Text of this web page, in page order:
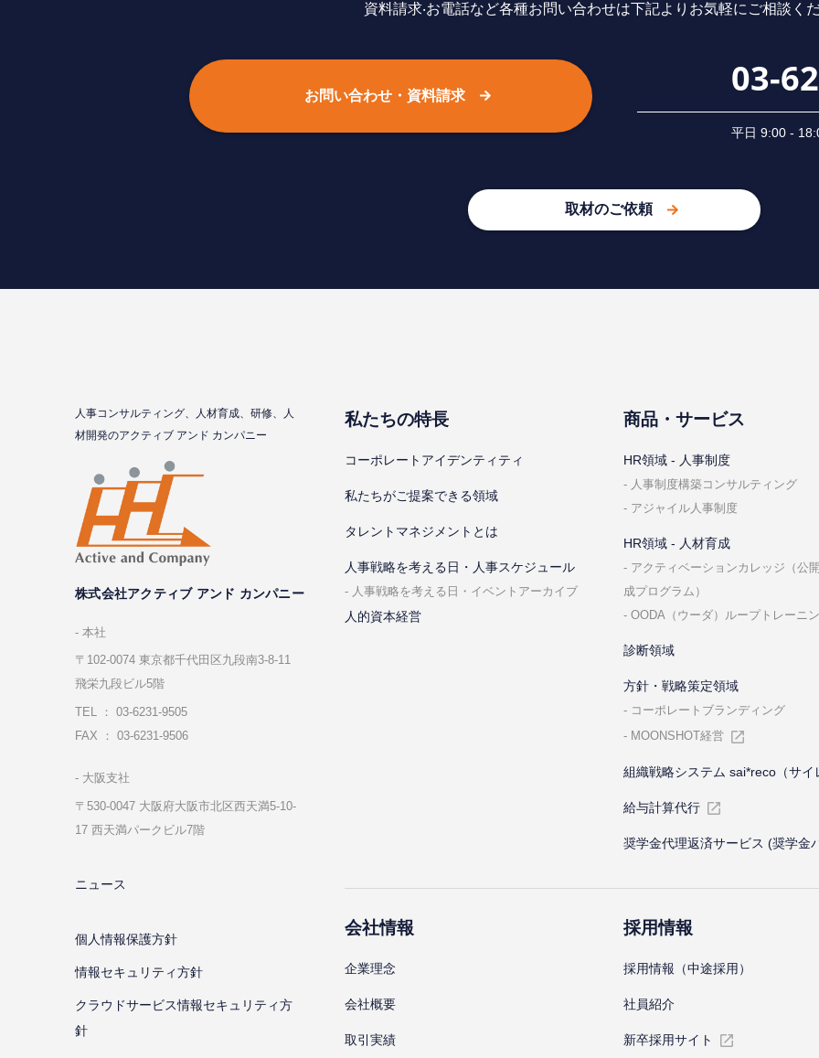
資料請求‧お電話など各種お問い合わせは下記よりお気軽にご相談くだ
お問い合わせ・資料請求 03-
平⽇ 9:00 -
取材のご依頼
⼈事コンサルティング、⼈材育成、研修、⼈
材開発のアクティブ アンド カンパニー
株式会社アクティブ アンド カンパニー
本社
〒102-0074 東京都千代⽥区九段南3-8-11
飛栄九段ビル5階
TEL ： 03-6231-9505
FAX ： 03-6231-9506
⼤阪⽀社
〒530-0047 ⼤阪府⼤阪市北区⻄天満5-10-
17 ⻄天満パークビル7階
ニュース
個⼈情報保護⽅針
情報セキュリティ⽅針
クラウドサービス情報セキュリティ方
針
私たちの特⻑
コーポレートアイデンティティ
私たちがご提案できる領域
タレントマネジメントとは
⼈事戦略を考える⽇・⼈事スケジュール
⼈事戦略を考える⽇・イベントアーカイブ
人的資本経営
商品・サービス
HR領域 - ⼈事制度
⼈事制度構築コンサルティング
アジャイル⼈事制度
HR領域 - ⼈材育成
アクティベーションカレッジ（公
成プログラム）
OODA（ウーダ）ループトレーニ
診断領域
⽅針・戦略策定領域
コーポレートブランディング
MOONSHOT経営
組織戦略システム sai*reco（サイ
給与計算代⾏
奨学金代理返済サービス (奨学金
会社情報
企業理念
会社概要
取引実績
採⽤情報
採⽤情報（中途採⽤）
社員紹介
新卒採⽤サイト